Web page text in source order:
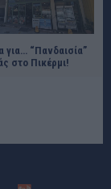
για… “Πανδαισία”
στο Πικέρμι!